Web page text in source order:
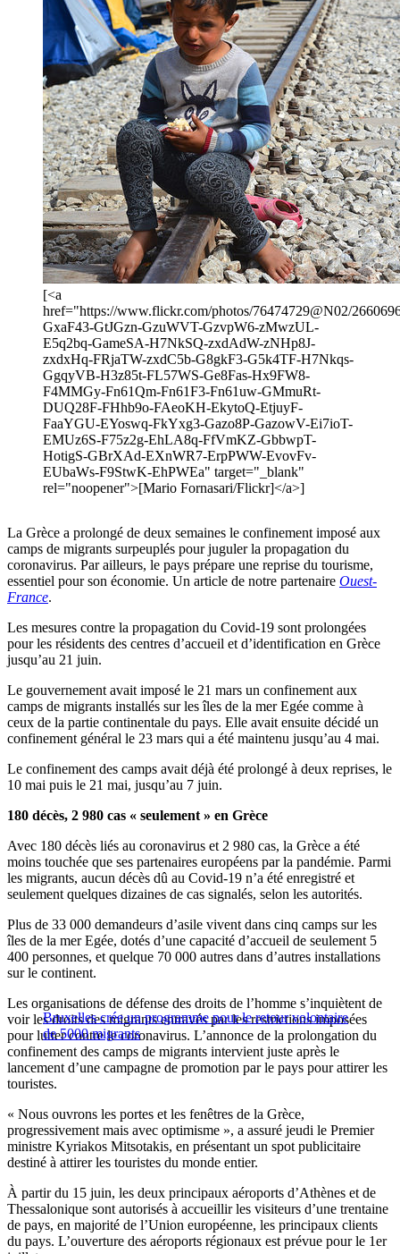
[<a
href="https://www.flickr.com/photos/76474729@N02/
GxaF43-GtJGzn-GzuWVT-GzvpW6-zMwzUL-
E5q2bq-GameSA-H7NkSQ-zxdAdW-zNHp8J-
zxdxHq-FRjaTW-zxdC5b-G8gkF3-G5k4TF-H7Nkqs-
GgqyVB-H3z85t-FL57WS-Ge8Fas-Hx9FW8-
F4MMGy-Fn61Qm-Fn61F3-Fn61uw-GMmuRt-
DUQ28F-FHhb9o-FAeoKH-EkytoQ-EtjuyF-
FaaYGU-EYoswq-FkYxg3-Gazo8P-GazowV-Ei7ioT-
EMUz6S-F75z2g-EhLA8q-FfVmKZ-GbbwpT-
HotigS-GBrXAd-EXnWR7-ErpPWW-EvovFv-
EUbaWs-F9StwK-EhPWEa" target="_blank"
rel="noopener">[Mario Fornasari/Flickr]</a>]
La Grèce a prolongé de deux semaines le confinement imposé aux
camps de migrants surpeuplés pour juguler la propagation du
coronavirus. Par ailleurs, le pays prépare une reprise du tourisme,
essentiel pour son économie. Un article de notre partenaire Ouest-
France.
Les mesures contre la propagation du Covid-19 sont prolongées
pour les résidents des centres d’accueil et d’identification en Grèce
jusqu’au 21 juin.
Le gouvernement avait imposé le 21 mars un confinement aux
camps de migrants installés sur les îles de la mer Egée comme à
ceux de la partie continentale du pays. Elle avait ensuite décidé un
confinement général le 23 mars qui a été maintenu jusqu’au 4 mai.
Le confinement des camps avait déjà été prolongé à deux reprises, le
10 mai puis le 21 mai, jusqu’au 7 juin.
180 décès, 2 980 cas « seulement » en Grèce
Avec 180 décès liés au coronavirus et 2 980 cas, la Grèce a été
moins touchée que ses partenaires européens par la pandémie. Parmi
les migrants, aucun décès dû au Covid-19 n’a été enregistré et
seulement quelques dizaines de cas signalés, selon les autorités.
Plus de 33 000 demandeurs d’asile vivent dans cinq camps sur les
îles de la mer Egée, dotés d’une capacité d’accueil de seulement 5
400 personnes, et quelque 70 000 autres dans d’autres installations
sur le continent.
Bruxelles crée un programme pour le retour volontaire
de 5000 migrants
Les organisations de défense des droits de l’homme s’inquiètent de
voir les droits des migrants entravés par les restrictions imposées
pour lutter contre le coronavirus. L’annonce de la prolongation du
confinement des camps de migrants intervient juste après le
lancement d’une campagne de promotion par le pays pour attirer les
touristes.
« Nous ouvrons les portes et les fenêtres de la Grèce,
progressivement mais avec optimisme », a assuré jeudi le Premier
ministre Kyriakos Mitsotakis, en présentant un spot publicitaire
destiné à attirer les touristes du monde entier.
À partir du 15 juin, les deux principaux aéroports d’Athènes et de
Thessalonique sont autorisés à accueillir les visiteurs d’une trentaine
de pays, en majorité de l’Union européenne, les principaux clients
du pays. L’ouverture des aéroports régionaux est prévue pour le 1er